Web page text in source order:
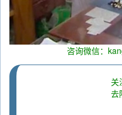
咨询微信：
关
去